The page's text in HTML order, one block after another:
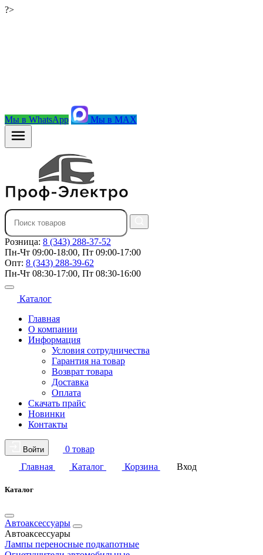
?>
Мы в WhatsApp Мы в MAX
Розница: 8 (343) 288-37-52
Пн-Чт 09:00-18:00, Пт 09:00-17:00
Опт: 8 (343) 288-39-62
Пн-Чт 08:30-17:00, Пт 08:30-16:00
Каталог
Главная
О компании
Информация
Условия сотрудничества
Гарантия на товар
Возврат товара
Доставка
Оплата
Скачать прайс
Новинки
Контакты
Войти
0 товар
Главная
Каталог Корзина Вход
Каталог
Автоаксессуары
Автоаксессуары
Лампы переносные подкапотные